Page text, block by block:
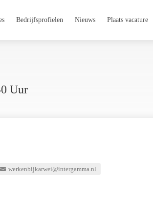
Bedrijfsprofielen Nieuws Plaats vacature
Uur
werkenbijkarwei@intergamma.nl